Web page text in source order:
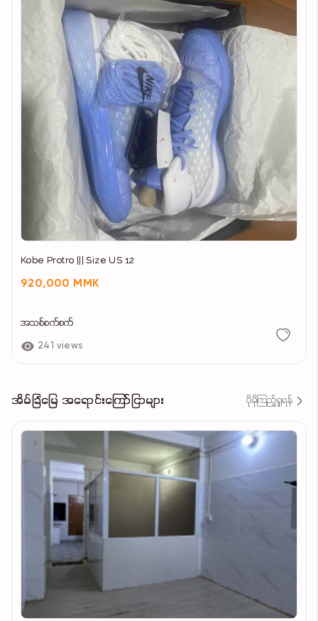
Kobe Protro ||| Size US 12
920,000 MMK
အသစ်စက်စက်
241 views
အိမ်ခြံမြေ အရောင်းကြော်ငြာများ ပိုမိုကြည့်ရှုရန်